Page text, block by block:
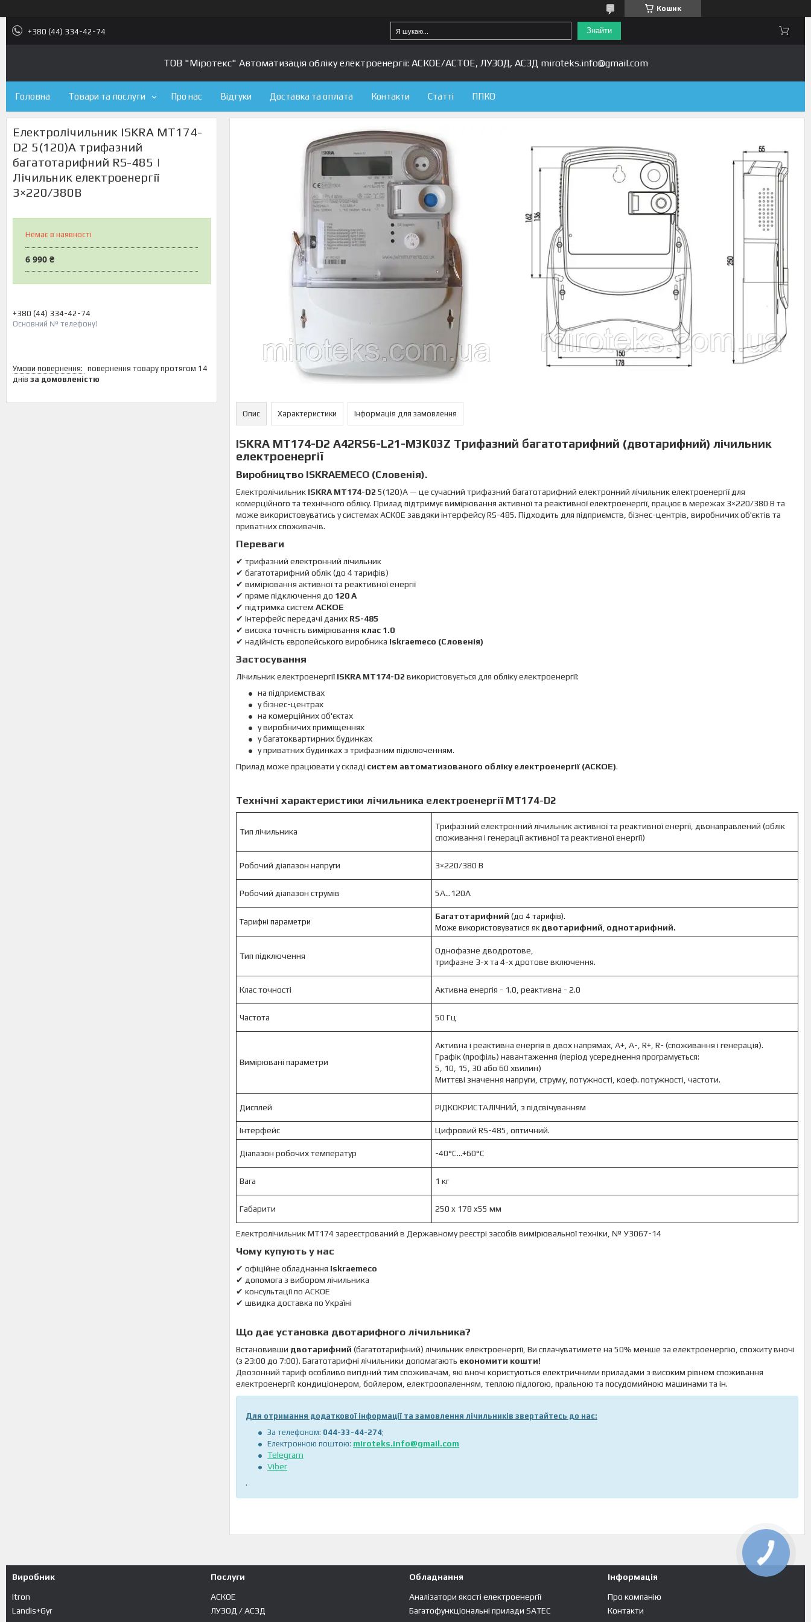
Кошик
+380 (44) 334-42-74 Знайти
ТОВ "Міротекс" Автоматизація обліку електроенергії: АСКОЕ/АСТОЕ, ЛУЗОД, АСЗД miroteks.info@gmail.com
Головна Товари та послуги Про нас Відгуки Доставка та оплата Контакти Статті ППКО
Електролічильник ISKRA MT174-
D2 5(120)A трифазний
багатотарифний RS-485 |
Лічильник електроенергії
3×220/380В
Немає в наявності
6 990 ₴
+380 (44) 334-42-74
Основний № телефону!
повернення товару протягом 14
днів за домовленістю
Опис Характеристики Інформація для замовлення
ISKRA MT174-D2 A42RS6-L21-M3K03Z Трифазний багатотарифний (двотарифний) лічильник
електроенергії
Виробництво ISKRAEMECO (Словенія).
Електролічильник ISKRA MT174-D2 5(120)A — це сучасний трифазний багатотарифний електронний лічильник електроенергії для
комерційного та технічного обліку. Прилад підтримує вимірювання активної та реактивної електроенергії, працює в мережах 3×220/380 В та
може використовуватись у системах АСКОЕ завдяки інтерфейсу RS-485. Підходить для підприємств, бізнес-центрів, виробничих об'єктів та
приватних споживачів.
Переваги
✔ трифазний електронний лічильник
✔ багатотарифний облік (до 4 тарифів)
✔ вимірювання активної та реактивної енергії
✔ пряме підключення до 120А
✔ підтримка систем АСКОЕ
✔ інтерфейс передачі даних RS-485
✔ висока точність вимірювання клас 1.0
✔ надійність європейського виробника Iskraemeco (Словенія)
Застосування
Лічильник електроенергії ISKRA MT174-D2 використовується для обліку електроенергії:
на підприємствах
у бізнес-центрах
на комерційних об'єктах
у виробничих приміщеннях
у багатоквартирних будинках
у приватних будинках з трифазним підключенням.
Прилад може працювати у складі систем автоматизованого обліку електроенергії (АСКОЕ).
Технічні характеристики лічильника електроенергії MT174-D2
Тип лічильника
Трифазний електронний лічильник активної та реактивної енергії, двонаправлений (облік
споживання і генерації активної та реактивної енергії)
Робочий діапазон напруги 3×220/380 В
Робочий діапазон струмів 5А...120А
Тарифні параметри
Багатотарифний (до 4 тарифів).
Може використовуватися як двотарифний, однотарифний.
Тип підключення
Однофазне дводротове,
трифазне 3-х та 4-х дротове включення.
Клас точності Активна енергія - 1.0, реактивна - 2.0
Частота 50 Гц
Вимірювані параметри
Активна і реактивна енергія в двох напрямах, А+, А-, R+, R- (споживання і генерація).
Графік (профіль) навантаження (період усереднення програмується:
5, 10, 15, 30 або 60 хвилин)
Миттєві значення напруги, струму, потужності, коеф. потужності, частоти.
Дисплей РІДКОКРИСТАЛІЧНИЙ, з підсвічуванням
Інтерфейс Цифровий RS-485, оптичний.
Діапазон робочих температур -40°С...+60°С
Вага 1 кг
Габарити 250 x 178 x55 мм
Електролічильник МТ174 зареєстрований в Державному реєстрі засобів вимірювальної техніки, № У3067-14
Чому купують у нас
✔ офіційне обладнання Iskraemeco
✔ допомога з вибором лічильника
✔ консультації по АСКОЕ
✔ швидка доставка по Україні
Що дає установка двотарифного лічильника?
Встановивши двотарифний (багатотарифний) лічильник електроенергії, Ви сплачуватимете на 50% менше за електроенергію, спожиту вночі
(з 23:00 до 7:00). Багатотарифні лічильники допомагають економити кошти!
Двозонний тариф особливо вигідний тим споживачам, які вночі користуються електричними приладами з високим рівнем споживання
електроенергії: кондиціонером, бойлером, електроопаленням, теплою підлогою, пральною та посудомийною машинами та ін.
Для отримання додаткової інформації та замовлення лічильників звертайтесь до нас:
За телефоном: 044-33-44-274;
Електронною поштою: miroteks.info@gmail.com
Telegram
Viber
.
Виробник
Itron
Landis+Gyr
Послуги
АСКОЕ
ЛУЗОД / АСЗД
Обладнання
Аналізатори якості електроенергії
Багатофункціональні прилади SATEC
Інформація
Про компанію
Контакти